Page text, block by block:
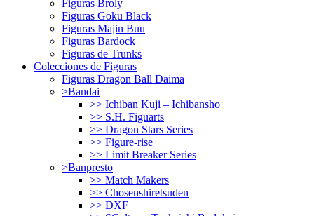
Figuras Broly
Figuras Goku Black
Figuras Majin Buu
Figuras Bardock
Figuras de Trunks
Colecciones de Figuras
Figuras Dragon Ball Daima
>Bandai
>> Ichiban Kuji – Ichibansho
>> S.H. Figuarts
>> Dragon Stars Series
>> Figure-rise
>> Limit Breaker Series
>Banpresto
>> Match Makers
>> Chosenshiretsuden
>> DXF